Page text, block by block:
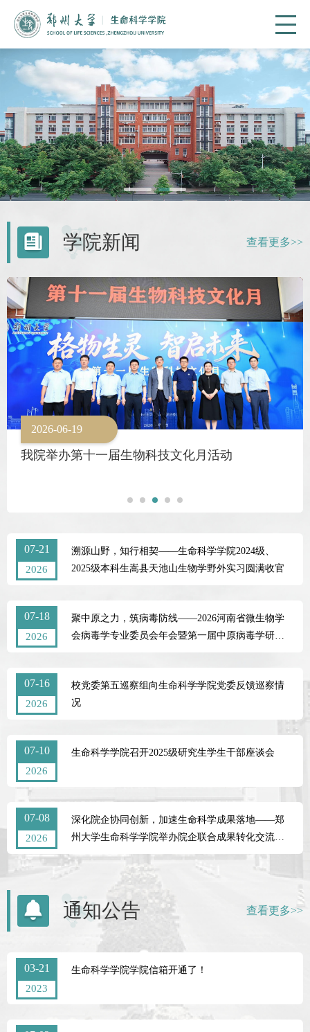
学院新闻 查看更多>>
2026-01-13
郑州大学衰老解码与再生研究院揭牌成立
2026-06-29
郑州大学生命科学学院举办校友返校活动
2026-06-29
郑州大学生命科学学院举办校友返校活动
2026-06-19
我院举办第十一届生物科技文化月活动
2026-06-15
中国科学院林圣彩院士应邀做客郑州大学生命科
07-21
2026
溯源山野，知行相契——生命科学学院2024级、
2025级本科生嵩县天池山生物学野外实习圆满收官
07-18
2026
聚中原之力，筑病毒防线——2026河南省微生物学
会病毒学专业委员会年会暨第一届中原病毒学研讨
07-16
2026
校党委第五巡察组向生命科学学院党委反馈巡察情
况
07-10
2026
生命科学学院召开2025级研究生学生干部座谈会
07-08
2026
深化院企协同创新，加速生命科学成果落地——郑
州大学生命科学学院举办院企联合成果转化交流座
谈会
通知公告 查看更多>>
03-21
2023
生命科学学院学院信箱开通了！